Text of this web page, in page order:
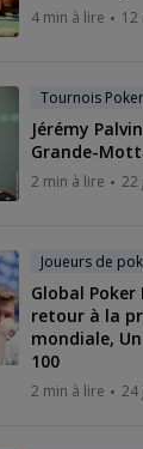
4 min à lire 12
Tournois
Jérémy
Grande-
2 min à lire 22
Joueurs de
Global Poker
retour à la
mondiale,
100
2 min à lire 24